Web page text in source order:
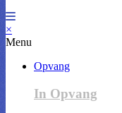
×
Menu
Opvang
In Opvang